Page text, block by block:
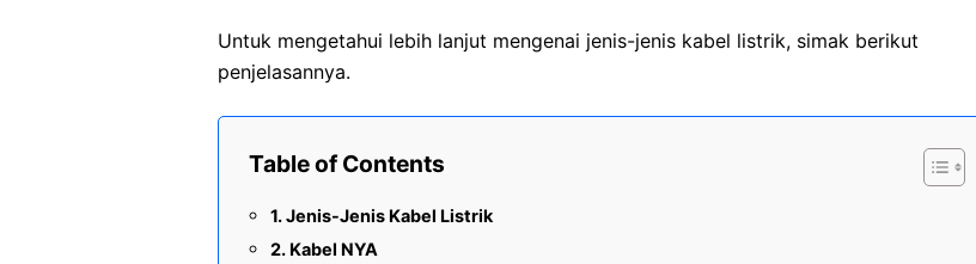
Untuk mengetahui lebih lanjut mengenai jenis-jenis kabel listrik, simak berikut
penjelasannya.
Table of Contents
Jenis-Jenis Kabel Listrik
Kabel NYA